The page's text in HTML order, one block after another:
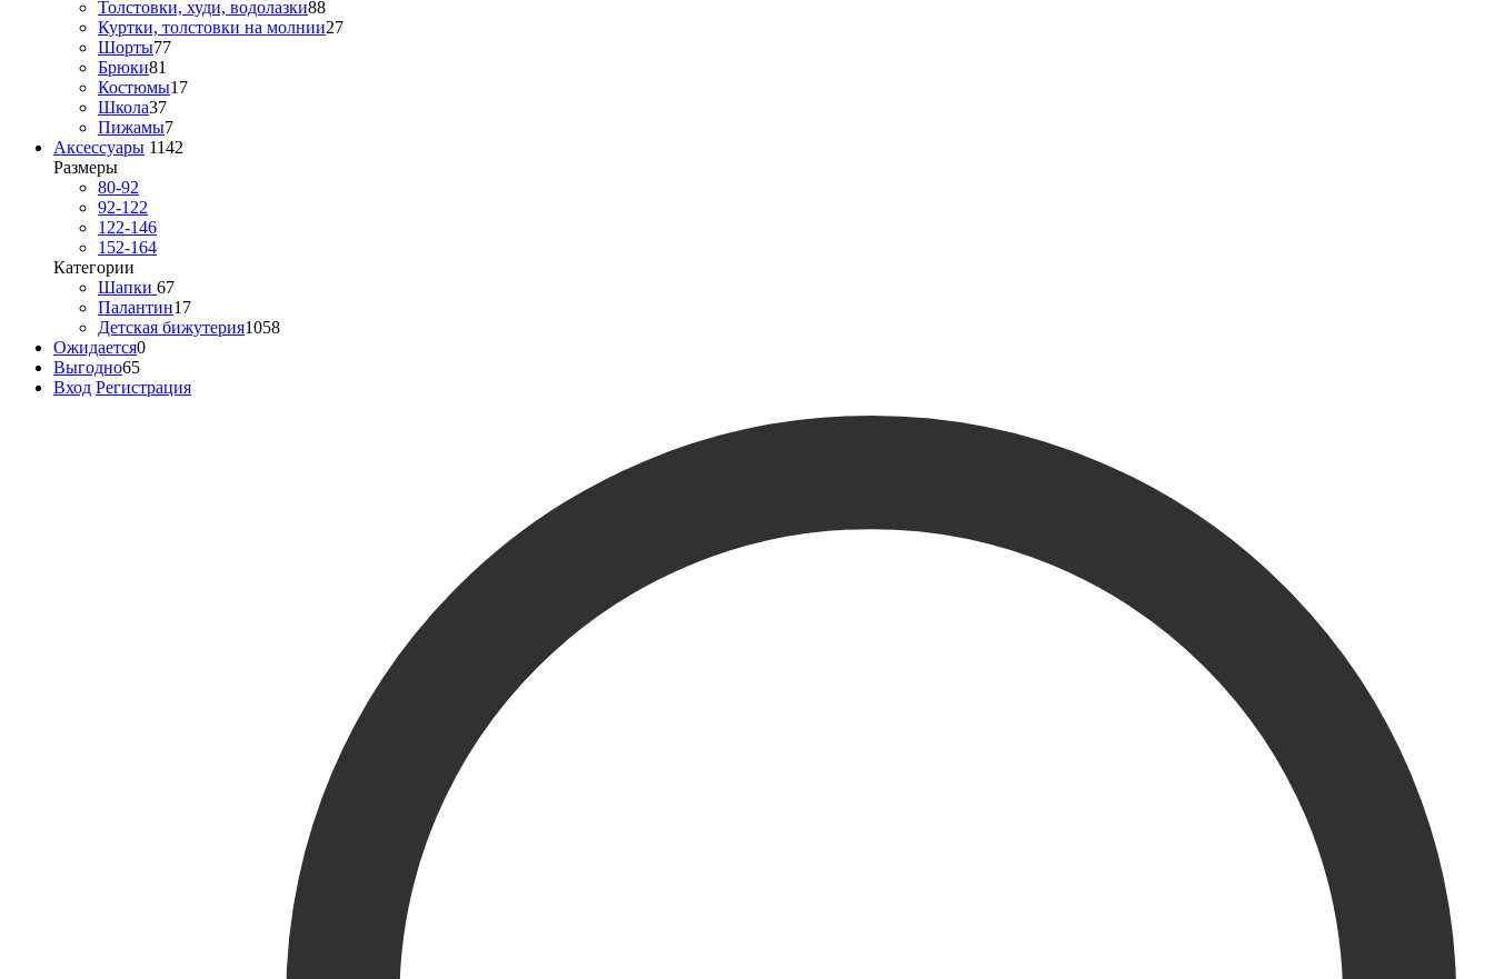
Толстовки, худи, водолазки88
Куртки, толстовки на молнии27
Шорты77
Брюки81
Костюмы17
Школа37
Пижамы7
Аксессуары 1142
Размеры
80-92
92-122
122-146
152-164
Категории
Шапки 67
Палантин17
Детская бижутерия1058
Ожидается0
Выгодно65
Вход Регистрация